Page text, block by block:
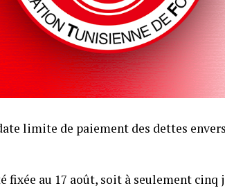
limite de paiement des dettes
fixée au 17 août, soit à seulement cinq